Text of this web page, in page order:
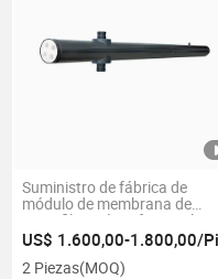
Suministro de fábrica de
módulo de membrana de
microfiltración Mf para planta
de tratamiento de aguas
residuales
2 Piezas(MOQ)